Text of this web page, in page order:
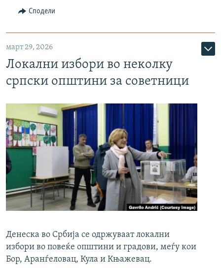
Сподели
март 29, 2026
Локални избори во неколку
српски општини за советници
Денеска во Србија се одржуваат локални
избори во повеќе општини и градови, меѓу кои
Бор, Аранѓеловац, Кула и Књажевац.